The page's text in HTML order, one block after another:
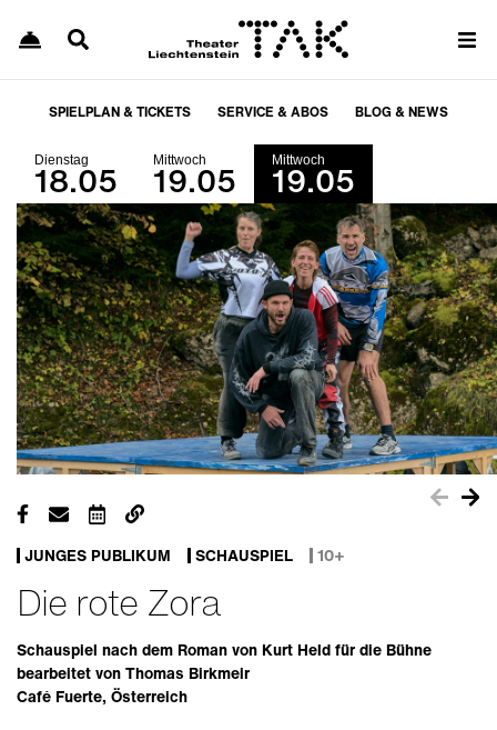
SPIELPLAN & TICKETS SERVICE & ABOS BLOG & NEWS
Dienstag
18.05 Mittwoch
19.05 Mittwoch
19.05
JUNGES PUBLIKUM SCHAUSPIEL 10+
Die rote Zora
Schauspiel nach dem Roman von Kurt Held für die Bühne
bearbeitet von Thomas Birkmeir
Café Fuerte, Österreich